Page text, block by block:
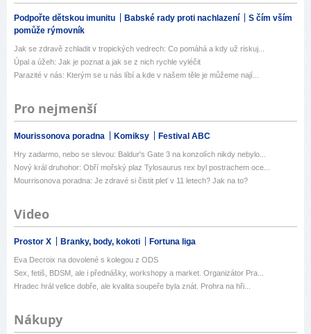
Podpořte dětskou imunitu Babské rady proti nachlazení
S čím vším
pomůže rýmovník
Jak se zdravě zchladit v tropických vedrech: Co pomáhá a kdy už riskuj...
Úpal a úžeh: Jak je poznat a jak se z nich rychle vyléčit
Parazité v nás: Kterým se u nás líbí a kde v našem těle je můžeme nají...
Pro nejmenší
Mourissonova poradna Komiksy Festival ABC
Hry zadarmo, nebo se slevou: Baldur's Gate 3 na konzolích nikdy nebylo...
Nový král druhohor: Obří mořský plaz Tylosaurus rex byl postrachem oce...
Mourrisonova poradna: Je zdravé si čistit pleť v 11 letech? Jak na to?
Video
Prostor X Branky, body, kokoti Fortuna liga
Eva Decroix na dovolené s kolegou z ODS
Sex, fetiš, BDSM, ale i přednášky, workshopy a market. Organizátor Pra...
Hradec hrál velice dobře, ale kvalita soupeře byla znát. Prohra na hři...
Nákupy